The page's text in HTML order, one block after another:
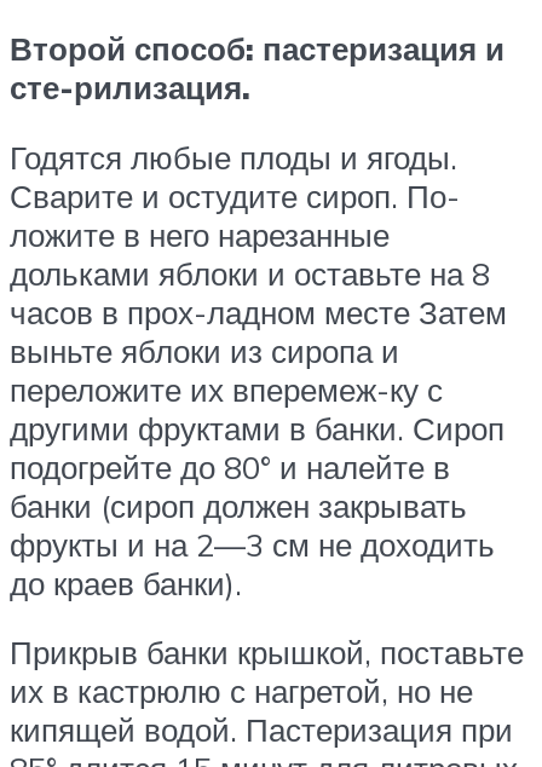
Второй способ: пастеризация и
сте-рилизация.
Годятся любые плоды и ягоды.
Сварите и остудите сироп. По-
ложите в него нарезанные
дольками яблоки и оставьте на 8
часов в прох-ладном месте Затем
выньте яблоки из сиропа и
переложите их вперемеж-ку с
другими фруктами в банки. Сироп
подогрейте до 80° и налейте в
банки (сироп должен закрывать
фрукты и на 2—3 см не доходить
до краев банки).
Прикрыв банки крышкой, поставьте
их в кастрюлю с нагретой, но не
кипящей водой. Пастеризация при